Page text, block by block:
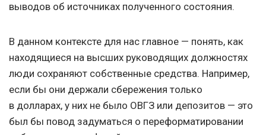
выводов об источниках полученного состояния.
В данном контексте для нас главное — понять, как
находящиеся на высших руководящих должностях
люди сохраняют собственные средства. Например,
если бы они держали сбережения только
в долларах, у них не было ОВГЗ или депозитов — это
был бы повод задуматься о переформатировании